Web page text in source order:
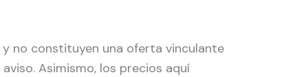
no constituyen una oferta vinculante
Asimismo, los precios aquí